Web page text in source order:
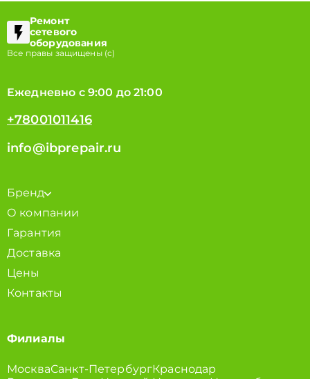
Ремонт
сетевого
оборудования
Все правы защищены (с)
Ежедневно с 9:00 до 21:00
+78001011416
info@ibprepair.ru
Бренд
О компании
Гарантия
Доставка
Цены
Контакты
Филиалы
МоскваСанкт-ПетербургКраснодар